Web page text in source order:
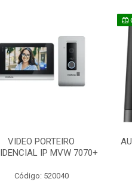
VIDEO PORTEIRO
IP MVW 7070+
Código: 520040